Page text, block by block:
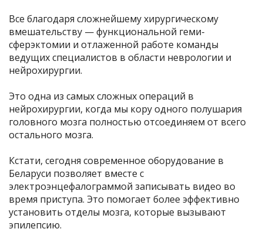
Все благодаря сложнейшему хирургическому
вмешательству — функциональной геми-
сферэктомии и отлаженной работе команды
ведущих специалистов в области неврологии и
нейрохирургии.
Это одна из самых сложных операций в
нейрохирургии, когда мы кору одного полушария
головного мозга полностью отсоединяем от всего
остального мозга.
Кстати, сегодня современное оборудование в
Беларуси позволяет вместе с
электроэнцефалограммой записывать видео во
время приступа. Это помогает более эффективно
установить отделы мозга, которые вызывают
эпилепсию.